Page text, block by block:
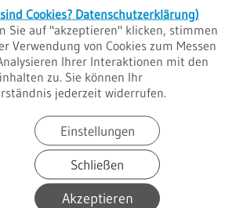
sind Cookies? Datenschutzerklärung)
Sie auf "akzeptieren" klicken, stimmen
Verwendung von Cookies zum Messen
Ihrer Interaktionen mit den
zu. Sie können Ihr
jederzeit widerrufen.
Einstellungen
Schließen
Akzeptieren
–
speziell für
Die
ist.
Hersteller und
Hersteller: Polmetal
Garantie: 15 Jahre
Bestellhinweise
Farben: ähnlich
Grundpreis: In
Dieses Produkt ist
Lieferung bis